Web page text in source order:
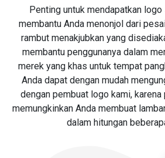
Penting untuk mendapatkan
membantu Anda menonjol dari
rambut menakjubkan yang
membantu penggunanya dalam
merek yang khas untuk tempat
Anda dapat dengan mudah
dengan pembuat logo kami, karena
memungkinkan Anda membuat
dalam hitungan